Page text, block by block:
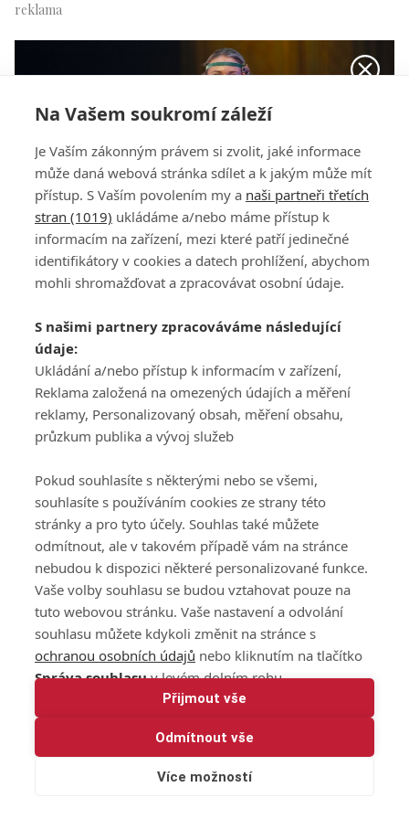
Na Vašem soukromí záleží
Je Vaším zákonným právem si zvolit, jaké informace
může daná webová stránka sdílet a k jakým může mít
přístup. S Vaším povolením my a naši partneři třetích
stran (1019) ukládáme a/nebo máme přístup k
informacím na zařízení, mezi které patří jedinečné
identifikátory v cookies a datech prohlížení, abychom
mohli shromažďovat a zpracovávat osobní údaje.
S našimi partnery zpracováváme následující
údaje:
Ukládání a/nebo přístup k informacím v zařízení,
Reklama založená na omezených údajích a měření
reklamy, Personalizovaný obsah, měření obsahu,
průzkum publika a vývoj služeb
Pokud souhlasíte s některými nebo se všemi,
souhlasíte s používáním cookies ze strany této
stránky a pro tyto účely. Souhlas také můžete
odmítnout, ale v takovém případě vám na stránce
nebudou k dispozici některé personalizované funkce.
Vaše volby souhlasu se budou vztahovat pouze na
tuto webovou stránku. Vaše nastavení a odvolání
souhlasu můžete kdykoli změnit na stránce s
ochranou osobních údajů nebo kliknutím na tlačítko
Správa souhlasuv levém dolním rohu.
Přijmout vše
Odmítnout vše
Více možností
Sabina Štaubertová